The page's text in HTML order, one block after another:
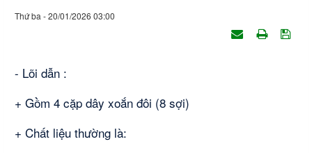
Thứ ba - 20/01/2026 03:00
- Lõi dẫn :
+ Gồm 4 cặp dây xoắn đôi (8 sợi)
+ Chất liệu thường là: